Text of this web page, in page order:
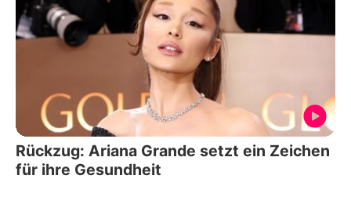
Rückzug: Ariana Grande setzt ein Zeichen
für ihre Gesundheit